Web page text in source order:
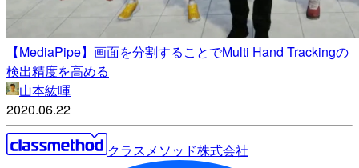
【MediaPipe】画面を分割することでMulti Hand Trackingの
検出精度を高める
山本紘暉
2020.06.22
クラスメソッド株式会社